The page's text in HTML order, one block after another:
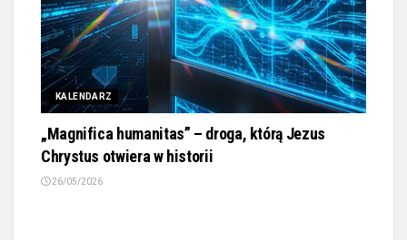
KALENDARZ
„Magnifica humanitas” – droga, którą Jezus
Chrystus otwiera w historii
26/05/2026